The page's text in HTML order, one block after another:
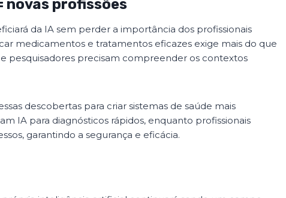
novas profissões
da IA sem perder a importância dos profissionais
medicamentos e tratamentos eficazes exige mais do que
pesquisadores precisam compreender os contextos
descobertas para criar sistemas de saúde mais
IA para diagnósticos rápidos, enquanto profissionais
garantindo a segurança e eficácia.